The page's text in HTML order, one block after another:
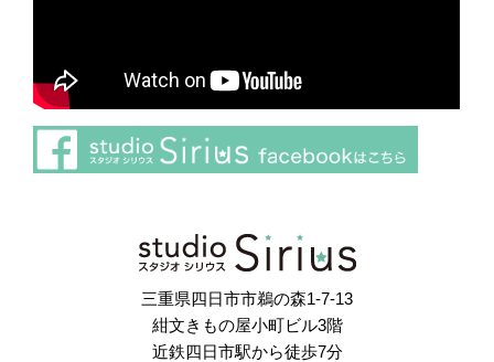
Instagram でフォロー
三重県四日市市鵜の森1-7-13
紺文きもの屋小町ビル3階
近鉄四日市駅から徒歩7分